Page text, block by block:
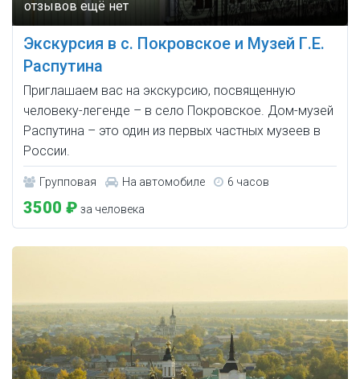
Экскурсия в с. Покровское и Музей Г.Е.
Распутина
Приглашаем вас на экскурсию, посвященную
человеку-легенде – в село Покровское. Дом-музей
Распутина – это один из первых частных музеев в
России.
Групповая На автомобиле 6 часов
3500 ₽ за человека